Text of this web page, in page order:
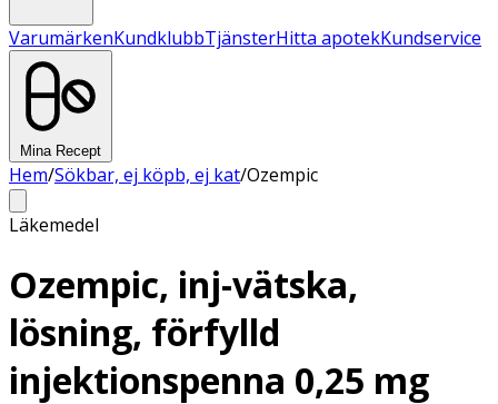
VarumärkenKundklubbTjänsterHitta apotekKundservice
Mina Recept
Hem/Sökbar, ej köpb, ej kat/Ozempic
Läkemedel
Ozempic, inj-vätska,
lösning, förfylld
injektionspenna 0,25 mg